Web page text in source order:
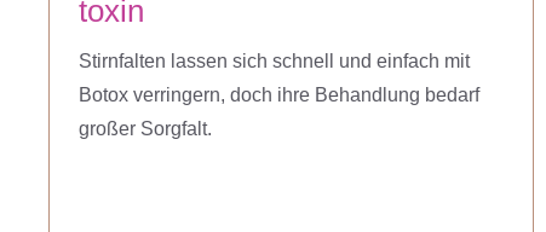
toxin
Stirnfalten lassen sich schnell und einfach mit
Botox verringern, doch ihre Behandlung bedarf
großer Sorgfalt.